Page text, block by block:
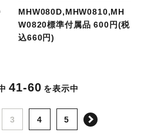
MHW080D,MHW0810,MH
W0820標準付属品 600円(税
込660円)
41-60 を表示中
3 4 5
次へ